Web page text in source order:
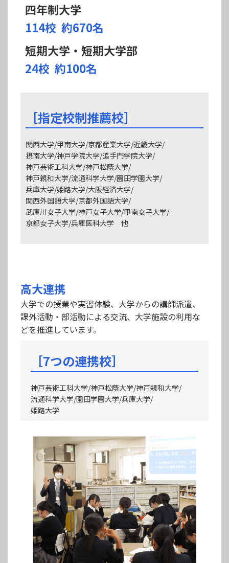
四年制大学
114校 約670名
短期大学・短期大学部
24校 約100名
［指定校制推薦校］
関西大学/甲南大学/京都産業大学/近畿大学/
摂南大学/神戸学院大学/追手門学院大学/
神戸芸術工科大学/神戸松蔭大学/
神戸親和大学/流通科学大学/園田学園大学/
兵庫大学/姫路大学/大阪経済大学/
関西外国語大学/京都外国語大学/
武庫川女子大学/神戸女子大学/甲南女子大学/
京都女子大学/兵庫医科大学 他
高大連携
大学での授業や実習体験、大学からの講師派遣、
課外活動・部活動による交流、大学施設の利用な
どを推進しています。
［7つの連携校］
神戸芸術工科大学/神戸松蔭大学/神戸親和大学/
流通科学大学/園田学園大学/兵庫大学/
姫路大学